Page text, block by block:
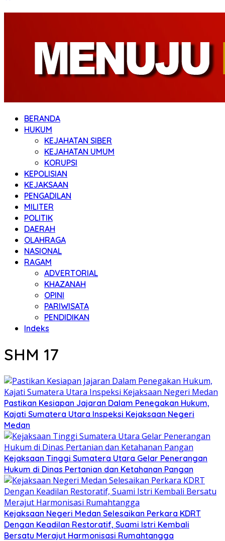
BERANDA
HUKUM
KEJAHATAN SIBER
KEJAHATAN UMUM
KORUPSI
KEPOLISIAN
KEJAKSAAN
PENGADILAN
MILITER
POLITIK
DAERAH
OLAHRAGA
NASIONAL
RAGAM
ADVERTORIAL
KHAZANAH
OPINI
PARIWISATA
PENDIDIKAN
Indeks
SHM 17
Pastikan Kesiapan Jajaran Dalam Penegakan Hukum,
Kajati Sumatera Utara Inspeksi Kejaksaan Negeri
Medan
Kejaksaan Tinggi Sumatera Utara Gelar Penerangan
Hukum di Dinas Pertanian dan Ketahanan Pangan
Kejaksaan Negeri Medan Selesaikan Perkara KDRT
Dengan Keadilan Restoratif, Suami Istri Kembali
Bersatu Merajut Harmonisasi Rumahtangga